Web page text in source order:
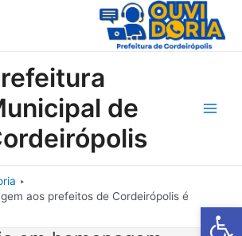
Barra de
de
aos prefeitos de Cordeirópolis é